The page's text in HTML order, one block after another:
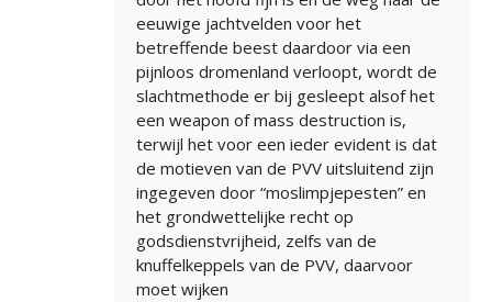
eeuwige jachtvelden voor het
betreffende beest daardoor via een
pijnloos dromenland verloopt, wordt de
slachtmethode er bij gesleept alsof het
een weapon of mass destruction is,
terwijl het voor een ieder evident is dat
de motieven van de PVV uitsluitend zijn
ingegeven door “moslimpjepesten” en
het grondwettelijke recht op
godsdienstvrijheid, zelfs van de
knuffelkeppels van de PVV, daarvoor
moet wijken